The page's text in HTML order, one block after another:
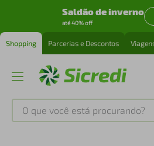
Saldão de inverno
até 40% off
Shopping Parcerias e Descontos
O que você está procurando?